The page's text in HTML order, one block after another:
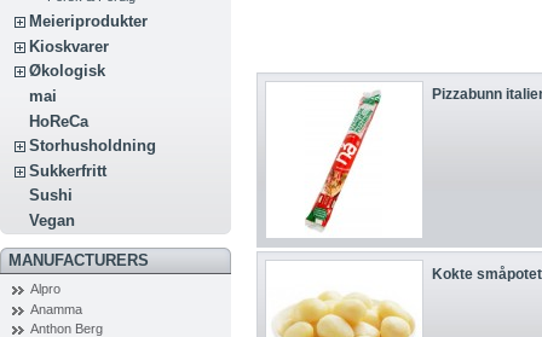
Meieriprodukter
Kioskvarer
Økologisk
mai
HoReCa
Storhusholdning
Sukkerfritt
Sushi
Vegan
MANUFACTURERS
Alpro
Anamma
Anthon Berg
Pizzabunn
Kokte